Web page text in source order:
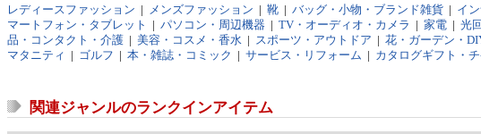
レディースファッション | メンズファッション | 靴 | バッグ・小物・ブランド雑貨 | イ
マートフォン・タブレット
| パソコン・周辺機器 | TV・オーディオ・カメラ | 家電 | 光
品・コンタクト・介護 | 美容・コスメ・香水 | スポーツ・アウトドア | 花・ガーデン・
マタニティ | ゴルフ | 本・雑誌・コミック | サービス・リフォーム | カタログギフト・チ
関連ジャンルのランクインアイテム